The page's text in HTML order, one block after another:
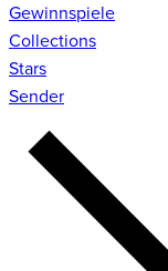
Gewinnspiele
Collections
Stars
Sender